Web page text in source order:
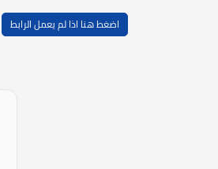
اضغط هنا اذا لم يعمل الرابط